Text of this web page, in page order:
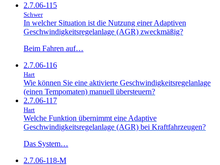
2.7.06-115
Schwer
In welcher Situation ist die Nutzung einer Adaptiven
Geschwindigkeitsregelanlage (AGR) zweckmäßig?
Beim Fahren auf…
2.7.06-116
Hart
Wie können Sie eine aktivierte Geschwindigkeitsregelanlage
(einen Tempomaten) manuell übersteuern?
2.7.06-117
Hart
Welche Funktion übernimmt eine Adaptive
Geschwindigkeitsregelanlage (AGR) bei Kraftfahrzeugen?
Das System…
2.7.06-118-M